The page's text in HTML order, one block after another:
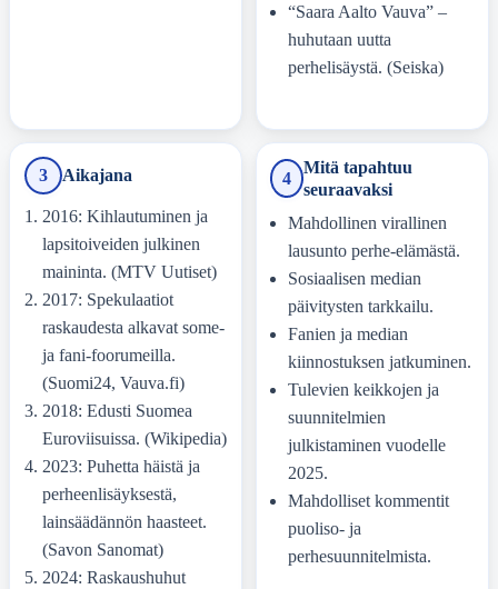
“Saara Aalto Vauva” –
huhutaan uutta
perhelisäystä. (Seiska)
3 Aikajana
2016: Kihlautuminen ja
lapsitoiveiden julkinen
maininta. (MTV Uutiset)
2017: Spekulaatiot
raskaudesta alkavat some-
ja fani-foorumeilla.
(Suomi24, Vauva.fi)
2018: Edusti Suomea
Euroviisuissa. (Wikipedia)
2023: Puhetta häistä ja
perheenlisäyksestä,
lainsäädännön haasteet.
(Savon Sanomat)
2024: Raskaushuhut
4
Mitä tapahtuu
seuraavaksi
Mahdollinen virallinen
lausunto perhe-elämästä.
Sosiaalisen median
päivitysten tarkkailu.
Fanien ja median
kiinnostuksen jatkuminen.
Tulevien keikkojen ja
suunnitelmien
julkistaminen vuodelle
2025.
Mahdolliset kommentit
puoliso- ja
perhesuunnitelmista.